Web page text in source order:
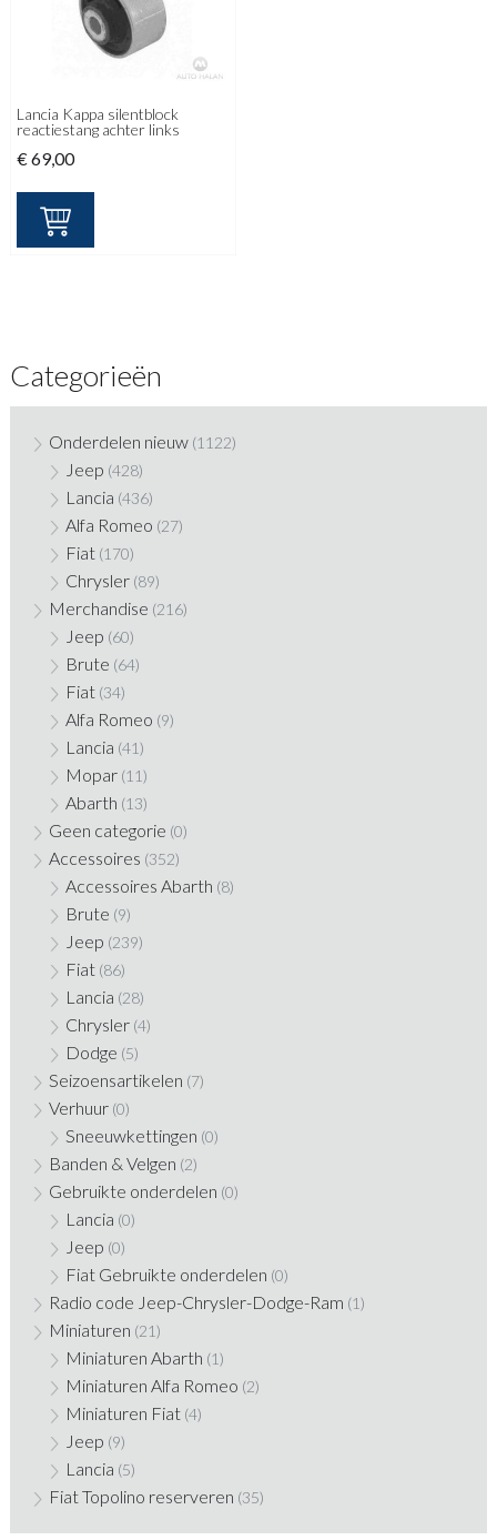
Lancia Kappa silentblock
reactiestang achter links
€69,00
Categorieën
Onderdelen nieuw (1122)
Jeep (428)
Lancia (436)
Alfa Romeo (27)
Fiat (170)
Chrysler (89)
Merchandise (216)
Jeep (60)
Brute (64)
Fiat (34)
Alfa Romeo (9)
Lancia (41)
Mopar (11)
Abarth (13)
Geen categorie (0)
Accessoires (352)
Accessoires Abarth (8)
Brute (9)
Jeep (239)
Fiat (86)
Lancia (28)
Chrysler (4)
Dodge (5)
Seizoensartikelen (7)
Verhuur (0)
Sneeuwkettingen (0)
Banden & Velgen (2)
Gebruikte onderdelen (0)
Lancia (0)
Jeep (0)
Fiat Gebruikte onderdelen (0)
Radio code Jeep-Chrysler-Dodge-Ram (1)
Miniaturen (21)
Miniaturen Abarth (1)
Miniaturen Alfa Romeo (2)
Miniaturen Fiat (4)
Jeep (9)
Lancia (5)
Fiat Topolino reserveren (35)